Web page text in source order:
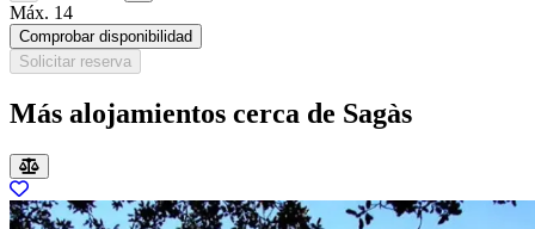
Máx. 14
Comprobar disponibilidad
Solicitar reserva
Más alojamientos cerca de Sagàs